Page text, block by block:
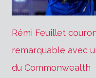
Rémi Feuillet
remarquable avec
du Commonwealth